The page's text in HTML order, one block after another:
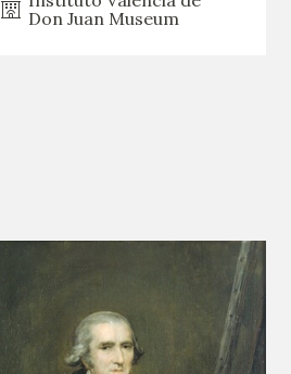
Don Juan Museum